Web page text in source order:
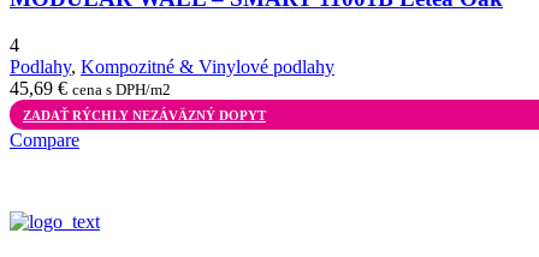
4
Podlahy, Kompozitné & Vinylové podlahy
45,69 € cena s DPH/m2
ZADAŤ RÝCHLY NEZÁVÄZNÝ DOPYT
Compare